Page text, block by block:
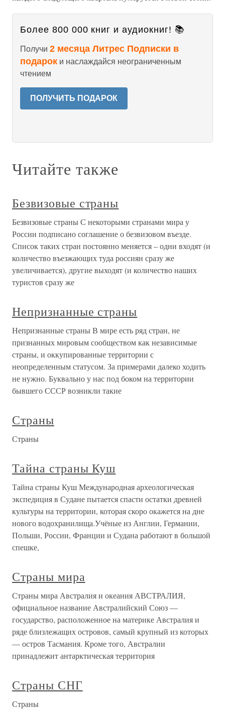
Более 800 000 книг и аудиокниг! 📚
Получи 2 месяца Литрес Подписки в
подарок и наслаждайся неограниченным
чтением
ПОЛУЧИТЬ ПОДАРОК
Читайте также
Безвизовые страны
Безвизовые страны С некоторыми странами мира у
России подписано соглашение о безвизовом въезде.
Список таких стран постоянно меняется – одни входят (и
количество въезжающих туда россиян сразу же
увеличивается), другие выходят (и количество наших
туристов сразу же
Непризнанные страны
Непризнанные страны В мире есть ряд стран, не
признанных мировым сообществом как независимые
страны, и оккупированные территории с
неопределенным статусом. За примерами далеко ходить
не нужно. Буквально у нас под боком на территории
бывшего СССР возникли такие
Страны
Страны
Тайна страны Куш
Тайна страны Куш Международная археологическая
экспедиция в Судане пытается спасти остатки древней
культуры на территории, которая скоро окажется на дне
нового водохранилища.Учёные из Англии, Германии,
Польши, России, Франции и Судана работают в большой
спешке,
Страны мира
Страны мира Австралия и океания АВСТРАЛИЯ,
официальное название Австралийский Союз —
государство, расположенное на материке Австралия и
ряде близлежащих островов, самый крупный из которых
— остров Тасмания. Кроме того, Австралии
принадлежит антарктическая территория
Страны СНГ
Страны